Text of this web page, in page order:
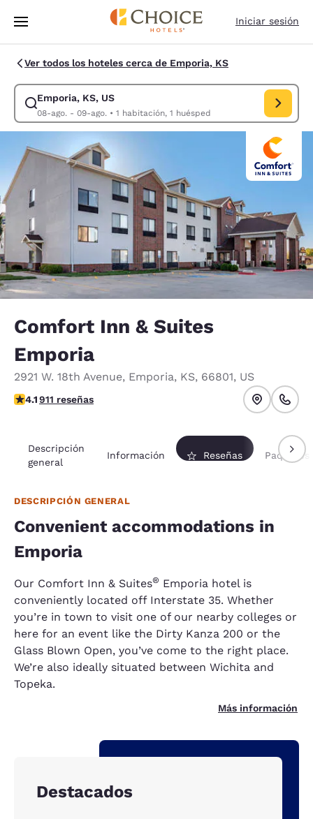
Pasar A Contenido Principal
Iniciar sesión
Ver todos los hoteles cerca de Emporia, KS
Emporia, KS, US
08-ago. - 09-ago.• 1 habitación, 1 huésped
Modificar la búsqueda de Emporia, KS, US. Fecha de check-in 08-
Comfort Inn & Suites
Emporia
2921 W. 18th Avenue, Emporia, KS, 66801, US
calificación de 4.1 estrellas. Muy bueno.
4.1911 reseñas
Descripción
general
Información Reseñas Paquetes
DESCRIPCIÓN GENERAL
Convenient accommodations in
Emporia
Our Comfort Inn & Suites​® Emporia hotel is
conveniently located off Interstate 35. Whether
you’re in town to visit one of our nearby colleges or
here for an event like the Dirty Kanza 200 or the
Glass Blown Open, you’ve come to the right place.
We’re also ideally situated between Wichita and
Topeka.
Más información
Destacados